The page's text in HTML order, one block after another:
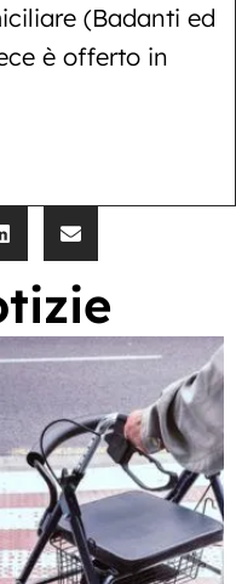
(Badanti ed
è offerto in